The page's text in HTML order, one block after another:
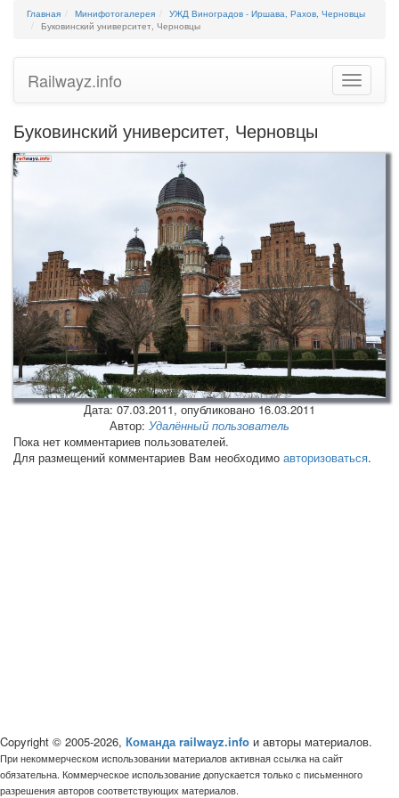
Главная Минифотогалерея
УЖД Виноградов - Иршава, Рахов, Черновцы
Буковинский университет, Черновцы
Toggle
Railwayz.info
Буковинский университет, Черновцы
Дата:07.03.2011, опубликовано 16.03.2011
Автор: Удалённый пользователь
Пока нет комментариев пользователей.
Для размещений комментариев Вам необходимо авторизоваться.
Copyright © 2005-2026, Команда railwayz.info и авторы материалов.
При некоммерческом использовании материалов активная ссылка на сайт
обязательна. Коммерческое использование допускается только с письменного
разрешения авторов соответствующих материалов.